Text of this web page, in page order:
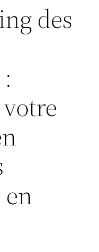
des